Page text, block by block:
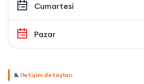
Cumartesi
Pazar
& İletişim detayları